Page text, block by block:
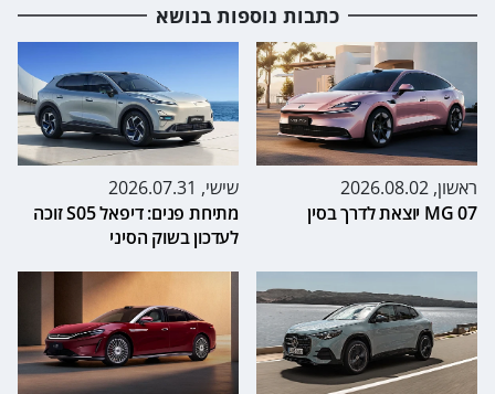
כתבות נוספות בנושא
ראשון, 2026.08.02
MG 07 יוצאת לדרך בסין
שישי, 2026.07.31
מתיחת פנים: דיפאל S05 זוכה
לעדכון בשוק הסיני